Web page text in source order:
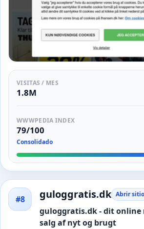
VISITAS / MES
1.8M
WWWPEDIA INDEX
79/100
Consolidado
#8 guloggratis.dk Abrir sitio
guloggratis.dk - dit online
salg af nyt og brugt